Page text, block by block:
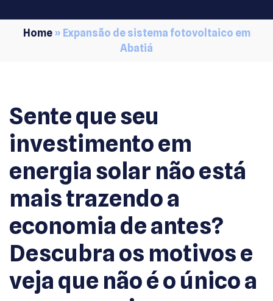
Home» Expansão de sistema fotovoltaico em
Abatiá
Sente que seu
investimento em
energia solar não está
mais trazendo a
economia de antes?
Descubra os motivos e
veja que não é o único a